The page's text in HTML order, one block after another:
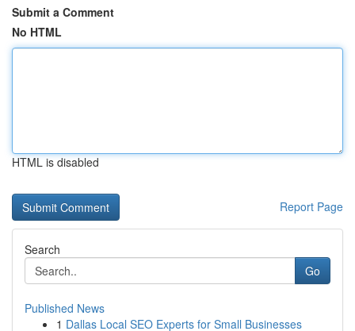
Submit a Comment
No HTML
HTML is disabled
Report Page
Search
Go
Published News
1 Dallas Local SEO Experts for Small Businesses